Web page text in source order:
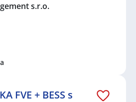
s.r.o.
FVE + BESS s